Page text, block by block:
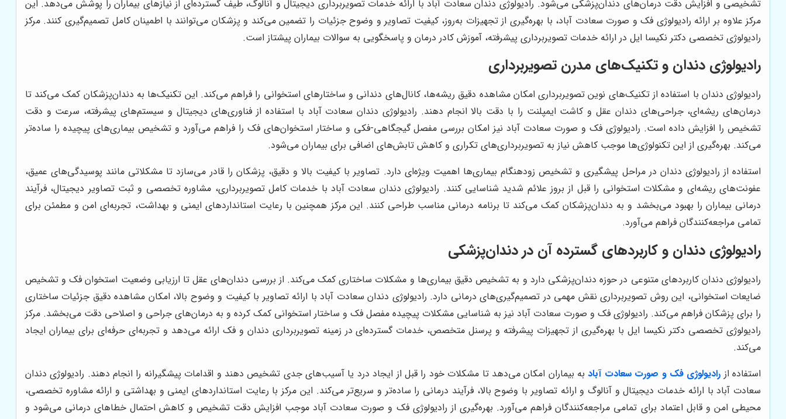
تشخیصی و افزایش دقت درمان‌های دندان‌پزشکی می‌شود. رادیولوژی دندان سعادت آباد با ارائه خدمات تصویربرداری دیجیتال و آنالوگ، طیف گسترده‌ای از نیازهای بیماران را پوشش می‌دهد. این
مرکز علاوه بر ارائه رادیولوژی فک و صورت سعادت آباد، با بهره‌گیری از تجهیزات به‌روز، کیفیت تصاویر و وضوح جزئیات را تضمین می‌کند و پزشکان می‌توانند با اطمینان کامل تصمیم‌گیری کنند. مرکز
رادیولوژی تخصصی دکتر نکیسا ایل در ارائه خدمات تصویربرداری پیشرفته، آموزش کادر درمان و پاسخگویی به سوالات بیماران پیشتاز است.
رادیولوژی دندان و تکنیک‌های مدرن تصویربرداری
رادیولوژی دندان با استفاده از تکنیک‌های نوین تصویربرداری امکان مشاهده دقیق ریشه‌ها، کانال‌های دندانی و ساختارهای استخوانی را فراهم می‌کند. این تکنیک‌ها به دندان‌پزشکان کمک می‌کند تا
درمان‌های ریشه‌ای، جراحی‌های دندان عقل و کاشت ایمپلنت را با دقت بالا انجام دهند. رادیولوژی دندان سعادت آباد با استفاده از فناوری‌های دیجیتال و سیستم‌های پیشرفته، سرعت و دقت
تشخیص را افزایش داده است. رادیولوژی فک و صورت سعادت آباد نیز امکان بررسی مفصل گیجگاهی-فکی و ساختار استخوان‌های فک را فراهم می‌آورد و تشخیص بیماری‌های پیچیده را ساده‌تر
می‌کند. بهره‌گیری از این تکنولوژی‌ها موجب کاهش نیاز به تصویربرداری‌های تکراری و کاهش تابش‌های اضافی برای بیماران می‌شود.
استفاده از رادیولوژی دندان در مراحل پیشگیری و تشخیص زودهنگام بیماری‌ها اهمیت ویژه‌ای دارد. تصاویر با کیفیت بالا و دقیق، پزشکان را قادر می‌سازد تا مشکلاتی مانند پوسیدگی‌های عمیق،
عفونت‌های ریشه‌ای و مشکلات استخوانی را قبل از بروز علائم شدید شناسایی کنند. رادیولوژی دندان سعادت آباد با خدمات کامل تصویربرداری، مشاوره تخصصی و ثبت تصاویر دیجیتال، فرآیند
درمانی بیماران را بهبود می‌بخشد و به دندان‌پزشکان کمک می‌کند تا برنامه درمانی مناسب طراحی کنند. این مرکز همچنین با رعایت استانداردهای ایمنی و بهداشت، تجربه‌ای امن و مطمئن برای
تمامی مراجعه‌کنندگان فراهم می‌آورد.
رادیولوژی دندان و کاربردهای گسترده آن در دندان‌پزشکی
رادیولوژی دندان کاربردهای متنوعی در حوزه دندان‌پزشکی دارد و به تشخیص دقیق بیماری‌ها و مشکلات ساختاری کمک می‌کند. از بررسی دندان‌های عقل تا ارزیابی وضعیت استخوان فک و تشخیص
ضایعات استخوانی، این روش تصویربرداری نقش مهمی در تصمیم‌گیری‌های درمانی دارد. رادیولوژی دندان سعادت آباد با ارائه تصاویر با کیفیت و وضوح بالا، امکان مشاهده دقیق جزئیات ساختاری
را برای پزشکان فراهم می‌کند. رادیولوژی فک و صورت سعادت آباد نیز به شناسایی مشکلات پیچیده مفصل فک و ساختار استخوانی کمک کرده و به درمان‌های جراحی و اصلاحی دقت می‌بخشد. مرکز
رادیولوژی تخصصی دکتر نکیسا ایل با بهره‌گیری از تجهیزات پیشرفته و پرسنل متخصص، خدمات گسترده‌ای در زمینه تصویربرداری دندان و فک ارائه می‌دهد و تجربه‌ای حرفه‌ای برای بیماران ایجاد
می‌کند.
استفاده از رادیولوژی فک و صورت سعادت آبادبه بیماران امکان می‌دهد تا مشکلات خود را قبل از ایجاد درد یا آسیب‌های جدی تشخیص دهند و اقدامات پیشگیرانه را انجام دهند. رادیولوژی دندان
سعادت آباد با ارائه خدمات دیجیتال و آنالوگ و ارائه تصاویر با وضوح بالا، فرآیند درمانی را ساده‌تر و سریع‌تر می‌کند. این مرکز با رعایت استانداردهای ایمنی و بهداشتی و ارائه مشاوره تخصصی،
محیطی امن و قابل اعتماد برای تمامی مراجعه‌کنندگان فراهم می‌آورد. بهره‌گیری از رادیولوژی فک و صورت سعادت آباد موجب افزایش دقت تشخیص و کاهش احتمال خطاهای درمانی می‌شود و